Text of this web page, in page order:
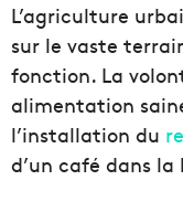
L’agriculture
sur le vaste
fonction. La
alimentation
l’installation du
d’un café dans la